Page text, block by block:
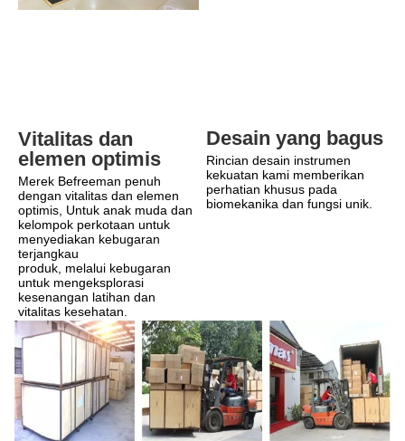
Vitalitas dan
elemen optimis
Merek Befreeman penuh
dengan vitalitas dan elemen
optimis, Untuk anak muda dan
kelompok perkotaan untuk
menyediakan kebugaran
terjangkau
produk, melalui kebugaran
untuk mengeksplorasi
kesenangan latihan dan
vitalitas kesehatan.
Desain yang bagus
Rincian desain instrumen
kekuatan kami memberikan
perhatian khusus pada
biomekanika dan fungsi unik.